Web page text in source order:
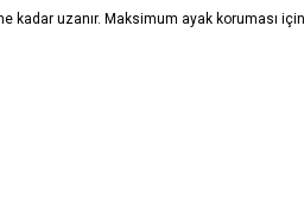
kadar uzanır. Maksimum ayak koruması